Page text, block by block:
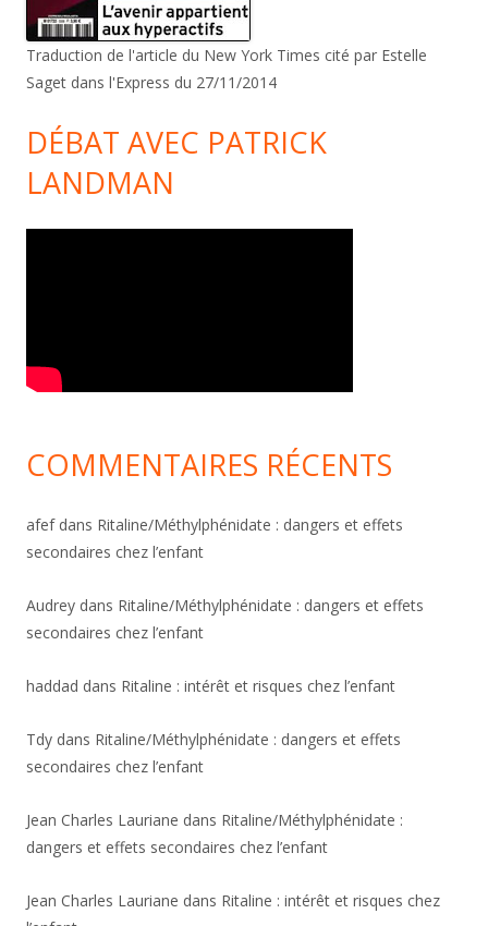
Traduction de l'article du New York Times cité par Estelle
Saget dans l'Express du 27/11/2014
DÉBAT AVEC PATRICK
LANDMAN
COMMENTAIRES RÉCENTS
afefdans Ritaline/Méthylphénidate : dangers et effets
secondaires chez l’enfant
Audrey dans Ritaline/Méthylphénidate : dangers et effets
secondaires chez l’enfant
haddad dans Ritaline : intérêt et risques chez l’enfant
Tdy dans Ritaline/Méthylphénidate : dangers et effets
secondaires chez l’enfant
Jean Charles Lauriane dans Ritaline/Méthylphénidate :
dangers et effets secondaires chez l’enfant
Jean Charles Lauriane dans Ritaline : intérêt et risques chez